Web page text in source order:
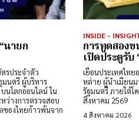
นายก
รประจำตัว
นตรี ผู้บริหาร
นโลกออนไลน์ ใน
ว่างการตรวจสอบ
ของไทยก้าวพ้นจาก
INSIDE -
การทูตสอง
เปิดประตูรับ
เยือนประเทศไทย
หล่าย ผู้นำเมียน
รัฐมนตรี ภายใต้โ
สิงหาคม 2569
4 สิงหาคม 2026